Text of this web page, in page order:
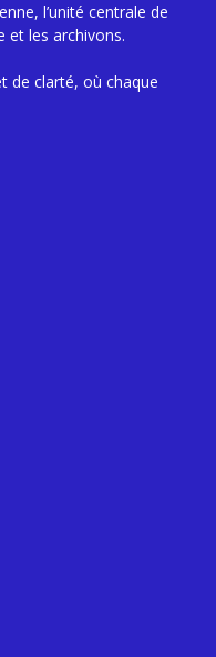
l’unité centrale de
et les archivons.
de clarté, où chaque